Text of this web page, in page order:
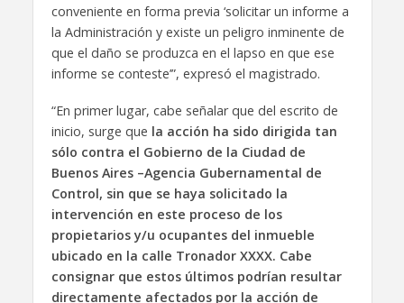
conveniente en forma previa ‘solicitar un informe a
la Administración y existe un peligro inminente de
que el daño se produzca en el lapso en que ese
informe se conteste’”, expresó el magistrado.
“En primer lugar, cabe señalar que del escrito de
inicio, surge que la acción ha sido dirigida tan
sólo contra el Gobierno de la Ciudad de
Buenos Aires –Agencia Gubernamental de
Control, sin que se haya solicitado la
intervención en este proceso de los
propietarios y/u ocupantes del inmueble
ubicado en la calle Tronador XXXX. Cabe
consignar que estos últimos podrían resultar
directamente afectados por la acción de